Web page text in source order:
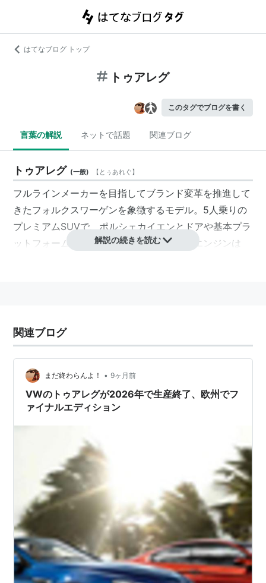
はてなブログ トップ
トゥアレグ
このタグでブログを書く
言葉の解説 ネットで話題 関連ブログ
トゥアレグ (一般) 【 とぅあれぐ】
フルラインメーカーを目指してブランド変革を推進して
きたフォルクスワーゲンを象徴するモデル。5人乗りの
プレミアムSUVで、ポルシェカイエンとドアや基本プラ
ットフォームを共有している。搭載されるエンジンは
解説の続きを読む
関連ブログ
まだ終わらんよ！ • 9ヶ月前
VWのトゥアレグが2026年で生産終了、欧州でフ
ァイナルエディション